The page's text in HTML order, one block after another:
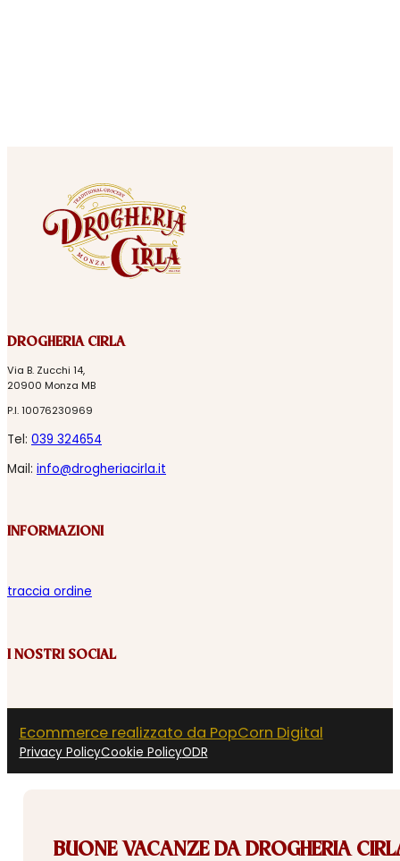
DROGHERIA CIRLA
Via B. Zucchi 14,
20900 Monza MB
P.I. 10076230969
Tel: 039 324654
Mail: info@drogheriacirla.it
INFORMAZIONI
traccia ordine
I NOSTRI SOCIAL
Ecommerce realizzato da PopCorn Digital
Privacy PolicyCookie PolicyODR
BUONE VACANZE DA DROGHERIA